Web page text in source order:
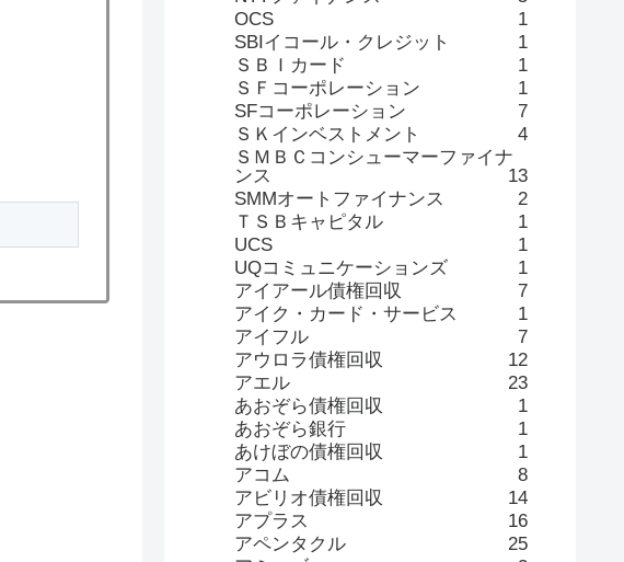
OCS
1
SBIイコール・クレジット
1
ＳＢＩカード
1
ＳＦコーポレーション
1
SFコーポレーション
7
ＳＫインベストメント
4
ＳＭＢＣコンシューマーファイナ
ンス
13
SMMオートファイナンス
2
ＴＳＢキャピタル
1
UCS
1
UQコミュニケーションズ
1
アイアール債権回収
7
アイク・カード・サービス
1
アイフル
7
アウロラ債権回収
12
アエル
23
あおぞら債権回収
1
あおぞら銀行
1
あけぼの債権回収
1
アコム
8
アビリオ債権回収
14
アプラス
16
アペンタクル
25